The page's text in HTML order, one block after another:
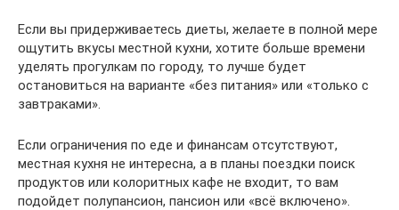
Если вы придерживаетесь диеты, желаете в полной мере
ощутить вкусы местной кухни, хотите больше времени
уделять прогулкам по городу, то лучше будет
остановиться на варианте «без питания» или «только с
завтраками».
Если ограничения по еде и финансам отсутствуют,
местная кухня не интересна, а в планы поездки поиск
продуктов или колоритных кафе не входит, то вам
подойдет полупансион, пансион или «всё включено».